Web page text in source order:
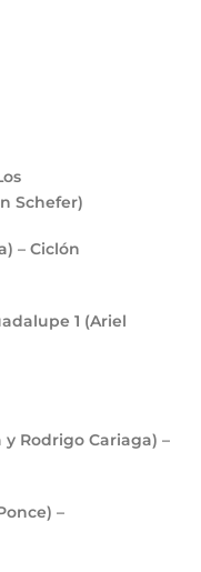
Schefer)
– Ciclón
1 (Ariel
Rodrigo Cariaga) –
–